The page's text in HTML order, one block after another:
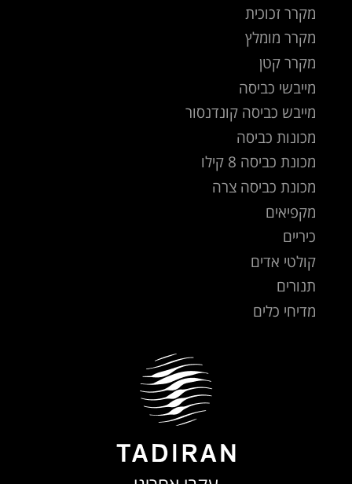
מקרר זכוכית
מקרר מומלץ
מקרר קטן
מייבשי כביסה
מייבש כביסה קונדנסור
מכונות כביסה
מכונת כביסה 8 קילו
מכונת כביסה צרה
מקפיאים
כיריים
קולטי אדים
תנורים
מדיחי כלים